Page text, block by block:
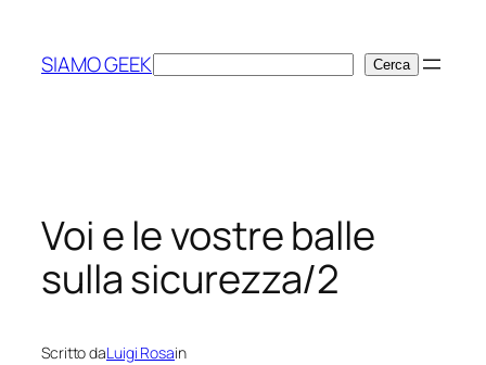
contenuto
SIAMO GEEKCerca Cerca
Voi e le vostre balle
sulla sicurezza/2
Scritto daLuigi Rosain